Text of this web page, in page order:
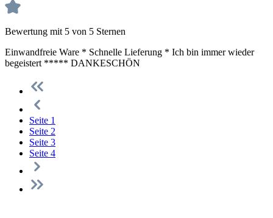
Bewertung mit 5 von 5 Sternen
Einwandfreie Ware * Schnelle Lieferung * Ich bin immer wieder
begeistert ***** DANKESCHÖN
Seite 1
Seite 2
Seite 3
Seite 4